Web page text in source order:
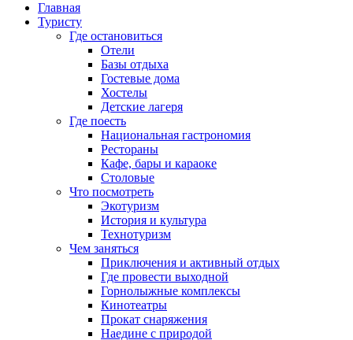
Главная
Туристу
Где остановиться
Отели
Базы отдыха
Гостевые дома
Хостелы
Детские лагеря
Где поесть
Национальная гастрономия
Рестораны
Кафе, бары и караоке
Столовые
Что посмотреть
Экотуризм
История и культура
Технотуризм
Чем заняться
Приключения и активный отдых
Где провести выходной
Горнолыжные комплексы
Кинотеатры
Прокат снаряжения
Наедине с природой